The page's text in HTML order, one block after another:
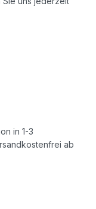
in 1-3
ab